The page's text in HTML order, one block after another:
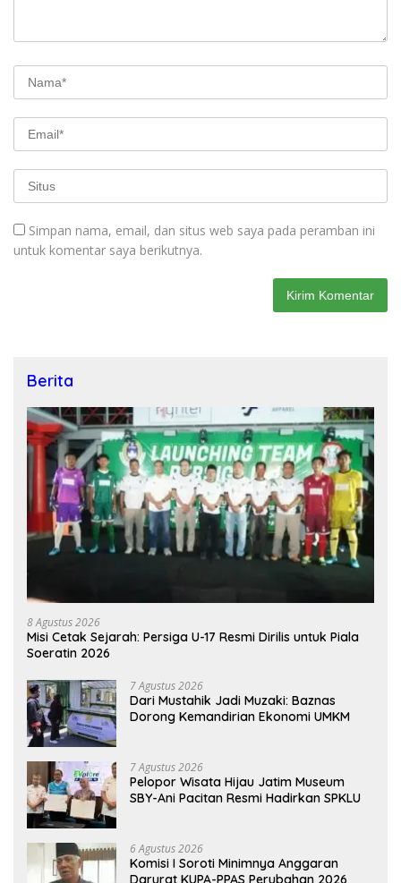
Simpan nama, email, dan situs web saya pada peramban ini
untuk komentar saya berikutnya.
Berita
8 Agustus 2026
Misi Cetak Sejarah: Persiga U-17 Resmi Dirilis untuk Piala
Soeratin 2026
7 Agustus 2026
Dari Mustahik Jadi Muzaki: Baznas
Dorong Kemandirian Ekonomi UMKM
7 Agustus 2026
Pelopor Wisata Hijau Jatim Museum
SBY-Ani Pacitan Resmi Hadirkan SPKLU
6 Agustus 2026
Komisi I Soroti Minimnya Anggaran
Darurat KUPA-PPAS Perubahan 2026